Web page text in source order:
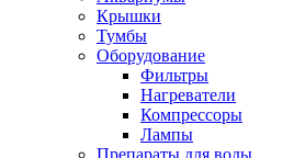
Крышки
Тумбы
Оборудование
Фильтры
Нагреватели
Компрессоры
Лампы
Препараты для воды